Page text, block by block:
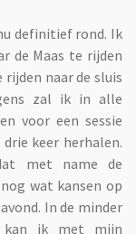
definitief rond. Ik
de Maas te rijden
naar de sluis
zal ik in alle
voor een sessie
keer herhalen.
met name de
wat kansen op
In de minder
kan ik met mijn